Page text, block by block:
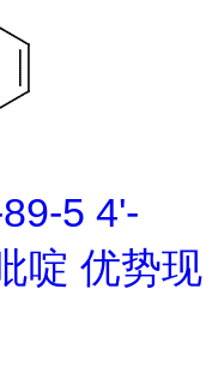
5 4'-
啶 优势现